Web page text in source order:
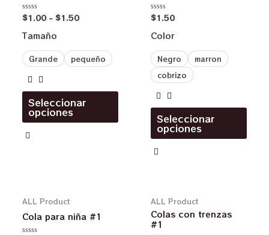
Valorado
0
de
$1.00- $1.50
Tamaño
Grande pequeño
Seleccionar
opciones
Valorado
0
de
$1.50
Color
Negro
marron
cobrizo
Seleccionar
opciones
ALL Product
Cola para niña #1
ALL Product
Colas con trenzas
#1